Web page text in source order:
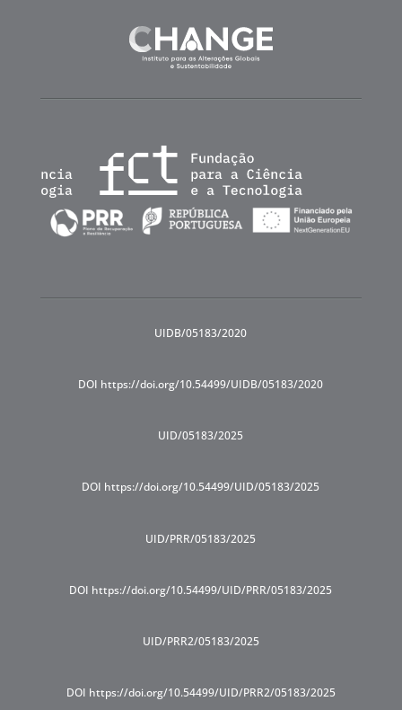
UIDB/05183/2020
DOI https://doi.org/10.54499/UIDB/05183/2020
UID/05183/2025
DOI https://doi.org/10.54499/UID/05183/2025
UID/PRR/05183/2025
DOI https://doi.org/10.54499/UID/PRR/05183/2025
UID/PRR2/05183/2025
DOI https://doi.org/10.54499/UID/PRR2/05183/2025